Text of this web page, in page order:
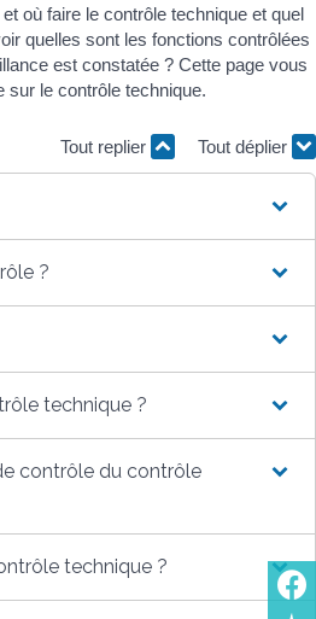
où faire le contrôle technique et quel
quelles sont les fonctions contrôlées
est constatée ? Cette page vous
sur le contrôle technique.
Tout replier Tout déplier
?
technique ?
contrôle du contrôle
technique ?